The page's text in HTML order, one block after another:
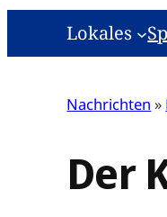
Lokales
Nachrichten »
Der